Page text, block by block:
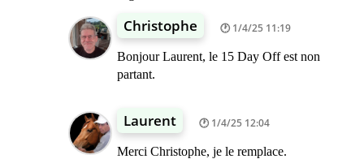
Christophe 1/4/25 11:19
Bonjour Laurent, le 15 Day Off est non
partant.
Laurent 1/4/25 12:04
Merci Christophe, je le remplace.